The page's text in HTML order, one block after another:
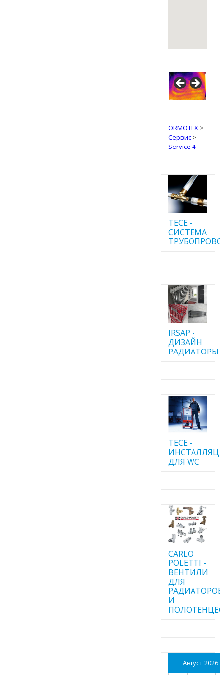
ORMOTEX>
Сервис>
Service 4
TECE -
CИСТЕМА
IRSAP -
ДИЗАЙН
РАДИАТОРЫ
TECE -
ДЛЯ WC
CARLO
POLETTI -
ВЕНТИЛИ
ДЛЯ
И
Август 2026